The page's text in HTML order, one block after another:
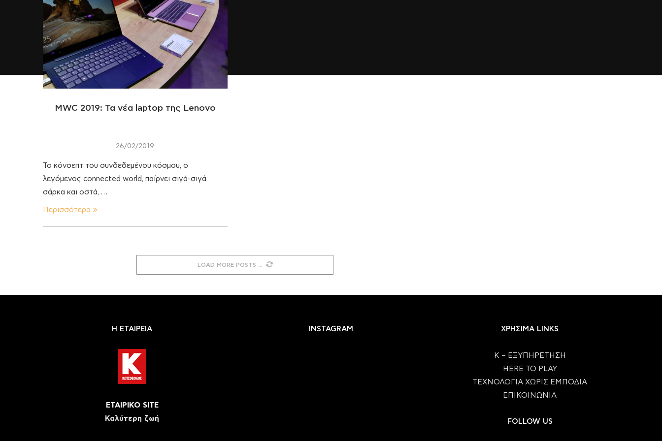
MWC 2019: Τα νέα laptop της Lenovo
26/02/2019
Το κόνσεπτ του συνδεδεμένου κόσμου, ο
λεγόμενος connected world, παίρνει σιγά-σιγά
σάρκα και οστά, …
Περισσότερα
LOAD MORE POSTS
Η ΕΤΑΙΡΕΙΑ
ΕΤΑΙΡΙΚΟ SITE
Καλύτερη ζωή
INSTAGRAM ΧΡΗΣΙΜΑ LINKS
Κ – ΕΞΥΠΗΡΕΤΗΣΗ
HERE TO PLAY
ΤΕΧΝΟΛΟΓΙΑ ΧΩΡΙΣ ΕΜΠΟΔΙΑ
ΕΠΙΚΟΙΝΩΝΙΑ
FOLLOW US